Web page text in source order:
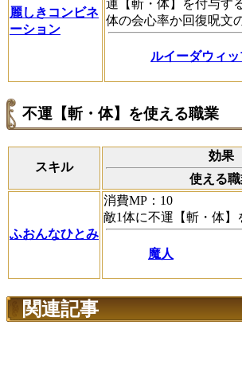
麗しきコンビネ
ーション
運【斬・体】を付与す
体の会心率か回復呪文
ルイーダウィッ
不運【斬・体】を使える職業
スキル
効果
使える
ふおんなひとみ
消費MP：10
敵1体に不運【斬・体】
魔人
関連記事